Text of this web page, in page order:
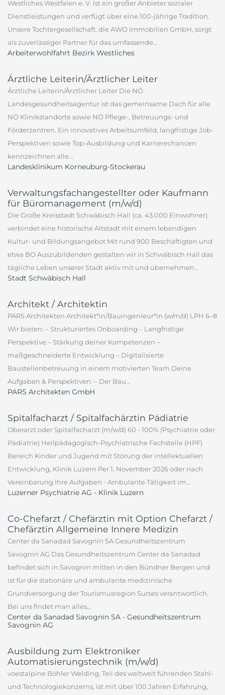
Westliches Westfalen e. V. ist ein großer Anbieter sozialer
Dienstleistungen und verfügt über eine 100-jährige Tradition.
Unsere Tochtergesellschaft, die AWO Immobilien GmbH, sorgt
als zuverlässiger Partner für das umfassende...
Arbeiterwohlfahrt Bezirk Westliches
Ärztliche Leiterin/Ärztlicher Leiter
Ärztliche Leiterin/Ärztlicher Leiter Die NÖ
Landesgesundheitsagentur ist das gemeinsame Dach für alle
NÖ Klinikstandorte sowie NÖ Pflege-, Betreuungs- und
Förderzentren. Ein innovatives Arbeitsumfeld, langfristige Job-
Perspektiven sowie Top-Ausbildung und Karrierechancen
kennzeichnen alle...
Landesklinikum Korneuburg-Stockerau
Verwaltungsfachangestellter oder Kaufmann
für Büromanagement (m/w/d)
Die Große Kreisstadt Schwäbisch Hall (ca. 43.000 Einwohner)
verbindet eine historische Altstadt mit einem lebendigen
Kultur- und Bildungsangebot Mit rund 900 Beschäftigten und
etwa BO Auszubildenden gestalten wir in Schwäbisch Hall das
tägliche Leben unserer Stadt aktiv mit und übernehmen...
Stadt Schwäbisch Hall
Architekt / Architektin
PARS Architekten Architekt*in/Bauingenieur*in (w/m/d) LPH 6–8
Wir bieten: – Strukturiertes Onboarding – Langfristige
Perspektive – Stärkung deiner Kompetenzen –
maßgeschneiderte Entwicklung – Digitalisierte
Baustellenbetreuung in einem motivierten Team Deine
Aufgaben & Perspektiven: – Der Bau...
PARS Architekten GmbH
Spitalfacharzt / Spitalfachärztin Pädiatrie
Oberarzt oder Spitalfacharzt (m/w/d) 60 - 100% (Psychiatrie oder
Pädiatrie) Heilpädagogisch-Psychiatrische Fachstelle (HPF)
Bereich Kinder und Jugend mit Störung der intellektuellen
Entwicklung, Klinik Luzern Per 1. November 2026 oder nach
Vereinbarung Ihre Aufgaben - Ambulante Tätigkeit im...
Luzerner Psychiatrie AG - Klinik Luzern
Co-Chefarzt / Chefärztin mit Option Chefarzt /
Chefärztin Allgemeine Innere Medizin
Center da Sanadad Savognin SA Gesundheitszentrum
Savognin AG Das Gesundheitszentrum Center da Sanadad
befindet sich in Savognin mitten in den Bündner Bergen und
ist für die stationäre und ambulante medizinische
Grundversorgung der Tourismusregion Surses verantwortlich.
Bei uns findet man alles...
Center da Sanadad Savognin SA - Gesundheitszentrum
Savognin AG
Ausbildung zum Elektroniker
Automatisierungstechnik (m/w/d)
voestalpine Böhler Welding, Teil des weltweit führenden Stahl-
und Technologiekonzerns, ist mit über 100 Jahren Erfahrung,